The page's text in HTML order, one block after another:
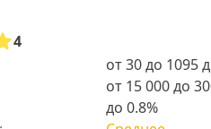
4
от 30 до 1095
от 15 000 до
до 0.8%